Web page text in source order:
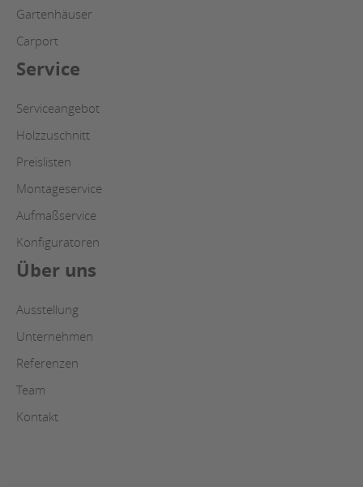
Gartenhäuser
Carport
Service
Serviceangebot
Holzzuschnitt
Preislisten
Montageservice
Aufmaßservice
Konfiguratoren
Über uns
Ausstellung
Unternehmen
Referenzen
Team
Kontakt